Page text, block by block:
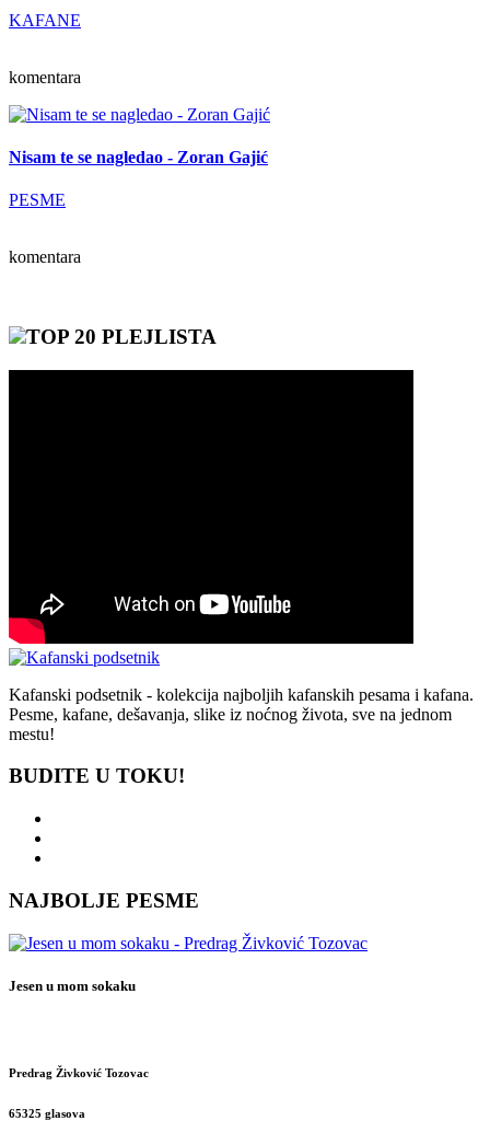
KAFANE
komentara
Nisam te se nagledao - Zoran Gajić
PESME
komentara
TOP 20 PLEJLISTA
Kafanski podsetnik - kolekcija najboljih kafanskih pesama i kafana.
Pesme, kafane, dešavanja, slike iz noćnog života, sve na jednom
mestu!
BUDITE U TOKU!
NAJBOLJE PESME
Jesen u mom sokaku
Predrag Živković Tozovac
65325 glasova